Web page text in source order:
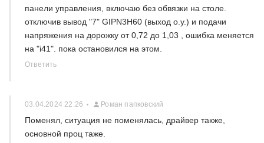
панели управления, включаю без обвязки на столе.
отключив вывод "7" GIPN3H60 (выход о.у.) и подачи
напряжения на дорожку от 0,72 до 1,03 , ошибка меняется
на "i41". пока остановился на этом.
Ответить
03.04.2024 22:26 Роман папковский
Поменял, ситуация не поменялась, драйвер также,
основной проц таже.